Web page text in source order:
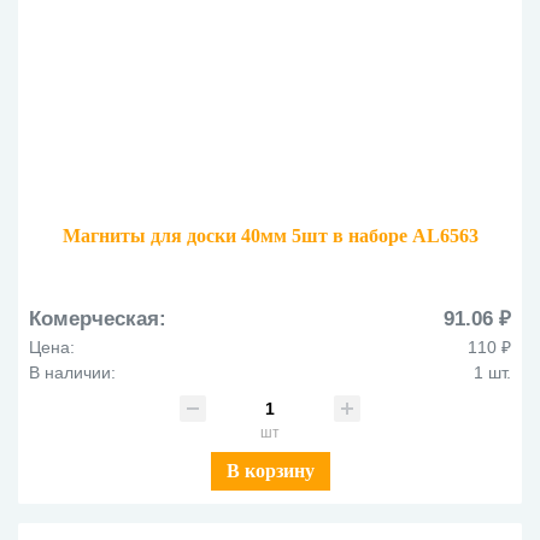
Магниты для доски 40мм 5шт в наборе AL6563
Комерческая: 91.06 ₽
Цена:
110 ₽
В наличии:
1 шт.
шт
В корзину